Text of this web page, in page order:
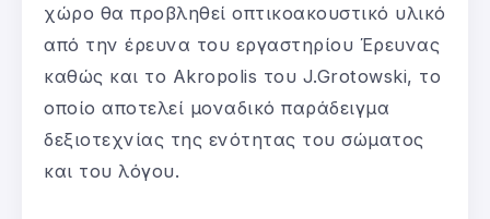
χώρο θα προβληθεί οπτικοακουστικό υλικό
από την έρευνα του εργαστηρίου Έρευνας
καθώς και το Akropolis του J.Grotowski, το
οποίο αποτελεί μοναδικό παράδειγμα
δεξιοτεχνίας της ενότητας του σώματος
και του λόγου.